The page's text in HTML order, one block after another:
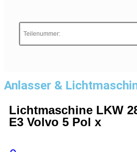
Anlasser &
Lichtmaschine LKW
E3 Volvo 5 Pol x